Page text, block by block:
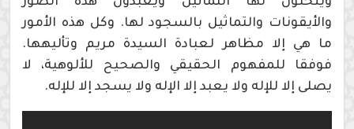
والأيقونات والتماثيل بالسجود لها. وكل هذه الأمور
ما هي إلا مظاهر لعبادة السيدة مريم وتأليهها.
فوفقا للمفهوم الحقيقي والصحيح للألوهية، لا
يصلى إلا للإله ولا يعبد إلا الإله ولا يسجد إلا للإله.